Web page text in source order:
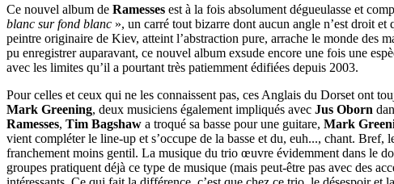
Ce nouvel album de Ramesses est à la fois absolument dégueulasse et
blanc sur fond blanc », un carré tout bizarre dont aucun angle n’est droit
peintre originaire de Kiev, atteint l’abstraction pure, arrache le monde des
pu enregistrer auparavant, ce nouvel album exsude encore une fois une
avec les limites qu’il a pourtant très patiemment édifiées depuis 2003.
Pour celles et ceux qui ne les connaissent pas, ces Anglais du Dorset ont
Mark Greening, deux musiciens également impliqués avec Jus Oborn
Ramesses, Tim Bagshaw a troqué sa basse pour une guitare, Mark
vient compléter le line-up et s’occupe de la basse et du, euh..., chant. Bref,
franchement moins gentil. La musique du trio œuvre évidemment dans le
groupes pratiquent déjà ce type de musique (mais peut-être pas avec des